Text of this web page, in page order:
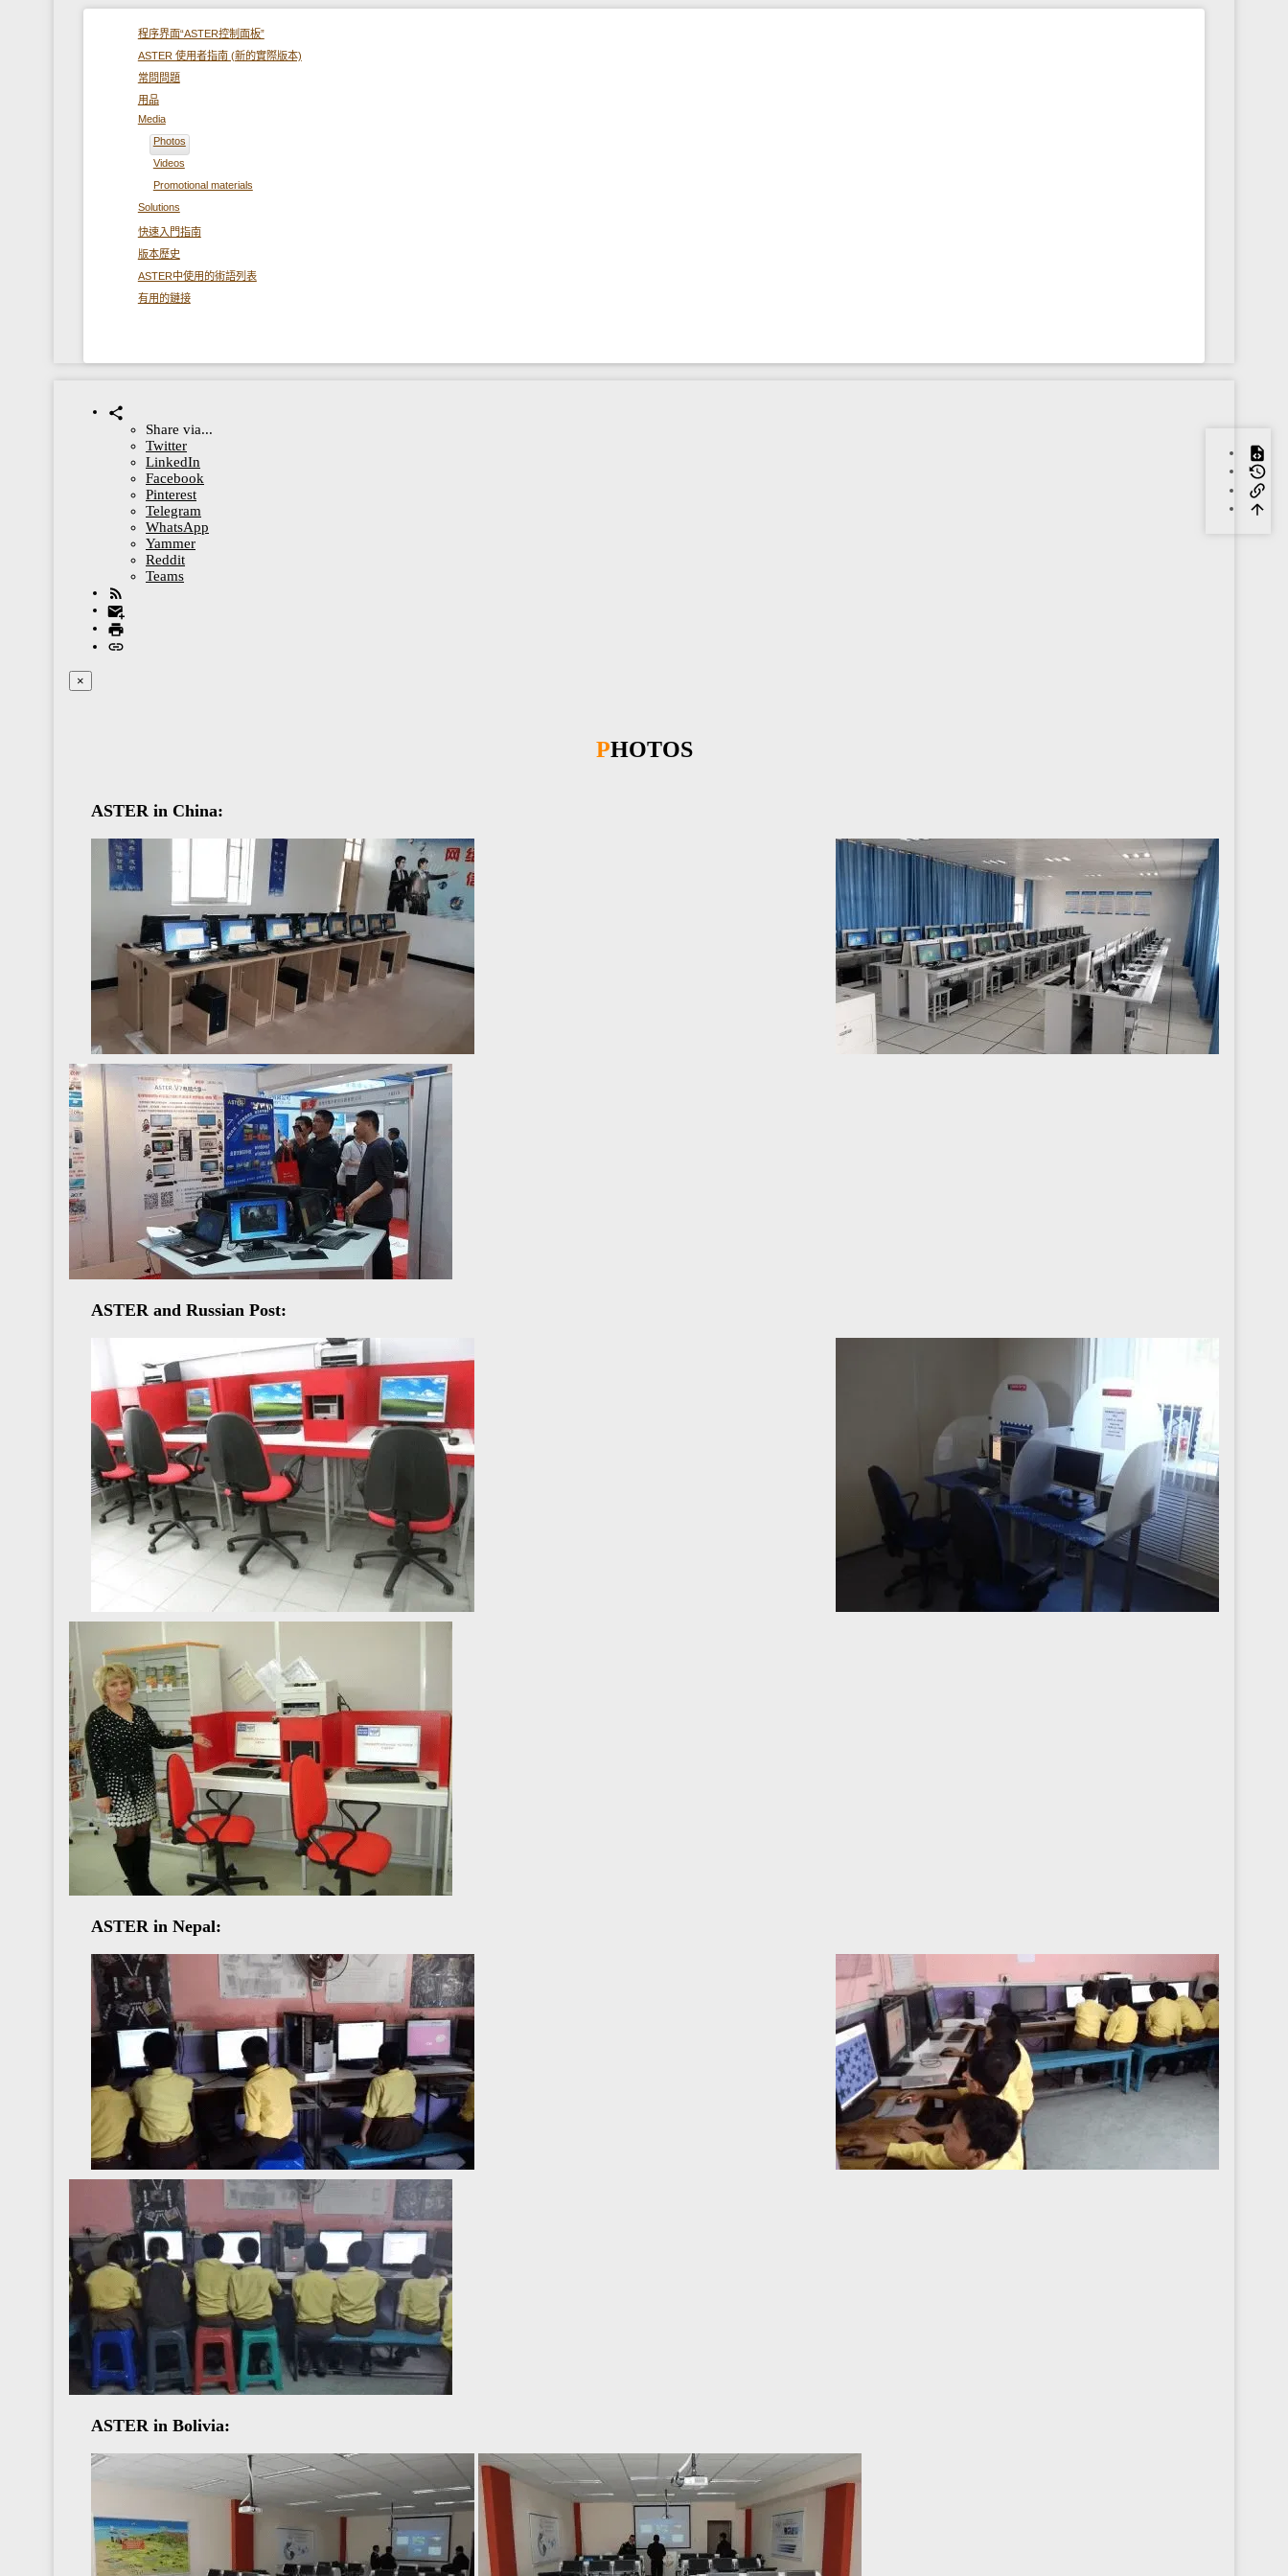
程序界面“ASTER控制面板”
ASTER 使用者指南 (新的實際版本)
常問問題
用品
Media
Photos
Videos
Promotional materials
Solutions
快速入門指南
版本歷史
ASTER中使用的術語列表
有用的鏈接
Share via...
Twitter
LinkedIn
Facebook
Pinterest
Telegram
WhatsApp
Yammer
Reddit
Teams
×
PHOTOS
ASTER in China:
ASTER and Russian Post:
ASTER in Nepal:
ASTER in Bolivia: